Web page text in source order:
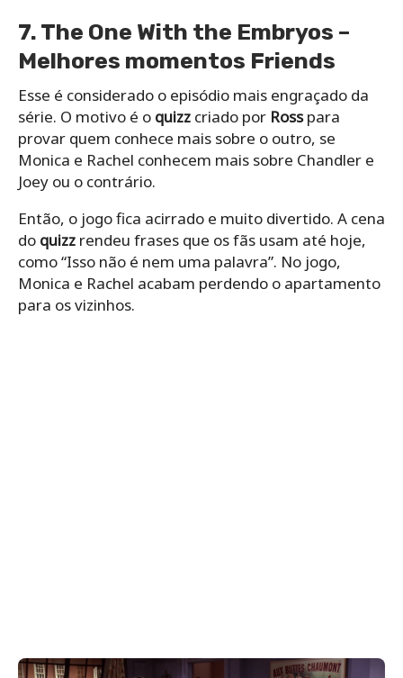
7. The One With the Embryos –
Melhores momentos Friends
Esse é considerado o episódio mais engraçado da
série. O motivo é o quizz criado por Rosspara
provar quem conhece mais sobre o outro, se
Monica e Rachel conhecem mais sobre Chandler e
Joey ou o contrário.
Então, o jogo fica acirrado e muito divertido. A cena
do quizz rendeu frases que os fãs usam até hoje,
como “Isso não é nem uma palavra”. No jogo,
Monica e Rachel acabam perdendo o apartamento
para os vizinhos.